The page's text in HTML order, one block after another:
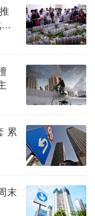
1幢170米超高
配建商业及菜场等
保证了可售货值，
延续。
主力户型为320–
价约21万元/㎡。
米的可售住宅部
8
累
末